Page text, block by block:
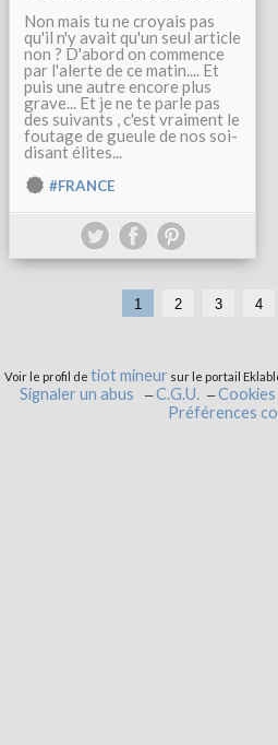
Non mais tu ne croyais pas
qu'il n'y avait qu'un seul article
non ? D'abord on commence
par l'alerte de ce matin.... Et
puis une autre encore plus
grave... Et je ne te parle pas
des suivants , c'est vraiment le
foutage de gueule de nos soi-
disant élites...
#FRANCE
1 2 3 4
Voir le profil de tiot mineur sur le portail
Signaler un abus
C.G.U.
Préférences